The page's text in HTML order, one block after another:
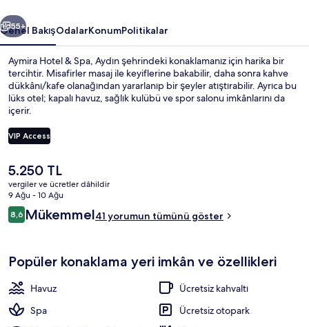
Sonraki
55+
Genel BakışOdalarKonumPolitikalar
Aymira Hotel & Spa, Aydın şehrindeki konaklamanız için harika bir
tercihtir. Misafirler masaj ile keyiflerine bakabilir, daha sonra kahve
dükkânı/kafe olanağından yararlanıp bir şeyler atıştırabilir. Ayrıca bu
lüks otel; kapalı havuz, sağlık kulübü ve spor salonu imkânlarını da
içerir.
VIP Access
Şu
anki
fiyat
5.250 TL
5.250 TL
vergiler ve ücretler dâhildir
9 Ağu - 10 Ağu
Yorumlar
8,68,6/10
Mükemmel41 yorumun tümünü göster
Popüler konaklama yeri imkân ve özellikleri
Havuz
Ücretsiz kahvaltı
Spa
Ücretsiz otopark